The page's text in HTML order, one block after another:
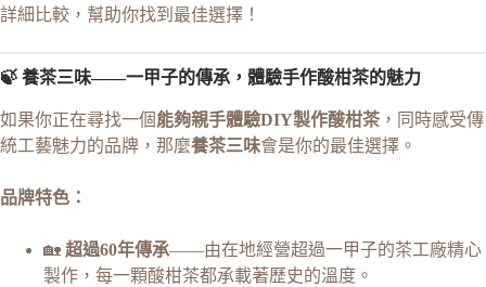
詳細比較，幫助你找到最佳選擇！
🍃 養茶三味——一甲子的傳承，體驗手作酸柑茶的魅力
如果你正在尋找一個 能夠親手體驗DIY製作酸柑茶 ，同時感受傳
統工藝魅力的品牌，那麼養茶三味會是你的最佳選擇。
品牌特色：
🏡 超過60年傳承——由在地經營超過一甲子的茶工廠精心
製作，每一顆酸柑茶都承載著歷史的溫度。